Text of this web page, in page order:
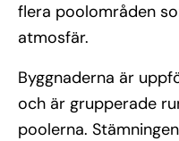
flera poolområden
atmosfär.
Byggnaderna är
och är grupperade
poolerna.